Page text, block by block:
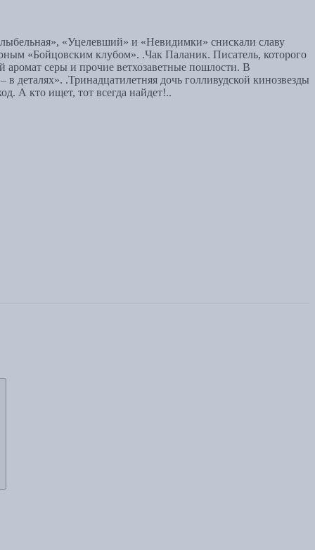
«Уцелевший» и «Невидимки» снискали славу
«Бойцовским клубом». .Чак Паланик. Писатель, которого
серы и прочие ветхозаветные пошлости. В
деталях». .Тринадцатилетняя дочь голливудской кинозвезды
А кто ищет, тот всегда найдет!..